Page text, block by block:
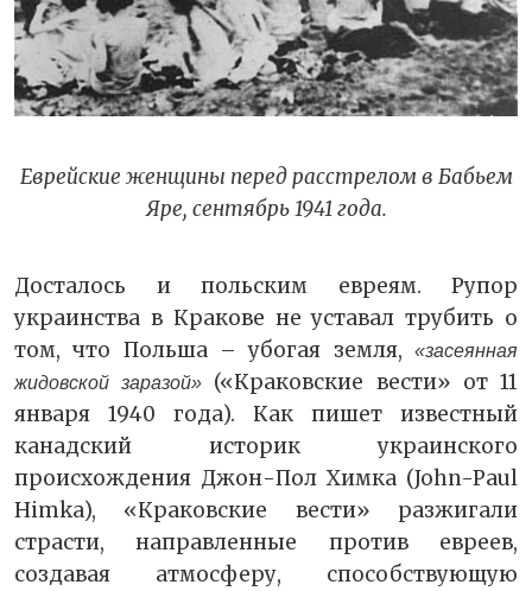
Еврейские женщины перед расстрелом в Бабьем
Яре, сентябрь 1941 года.
Досталось и польским евреям. Рупор
украинства в Кракове не уставал трубить о
том, что Польша – убогая земля,
«засеянная
жидовской заразой»
(«Краковские вести» от 11
января 1940 года). Как пишет известный
канадский историк украинского
происхождения Джон-Пол Химка (John-Paul
Himka), «Краковские вести» разжигали
страсти, направленные против евреев,
создавая атмосферу, способствующую